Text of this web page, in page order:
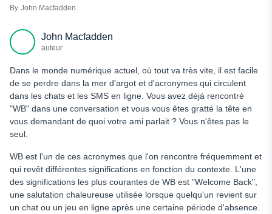
John Macfadden
John Macfadden
auteur
Dans le monde numérique actuel, où tout va très vite, il est facile
de se perdre dans la mer d'argot et d'acronymes qui circulent
dans les chats et les SMS en ligne. Vous avez déjà rencontré
"WB" dans une conversation et vous vous êtes gratté la tête en
vous demandant de quoi votre ami parlait ? Vous n'êtes pas le
seul.
WB est l'un de ces acronymes que l'on rencontre fréquemment et
qui revêt différentes significations en fonction du contexte. L'une
des significations les plus courantes de WB est "Welcome Back",
une salutation chaleureuse utilisée lorsque quelqu'un revient sur
un chat ou un jeu en ligne après une certaine période d'absence.